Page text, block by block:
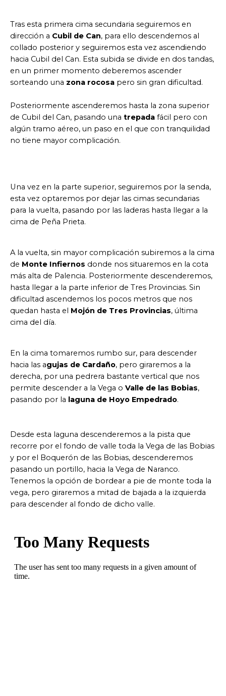
Tras esta primera cima secundaria seguiremos en
dirección a Cubil de Can, para ello descendemos al
collado posterior y seguiremos esta vez ascendiendo
hacia Cubil del Can. Esta subida se divide en dos tandas,
en un primer momento deberemos ascender
sorteando una zona rocosa pero sin gran dificultad.
Posteriormente ascenderemos hasta la zona superior
de Cubil del Can, pasando una trepada fácil pero con
algún tramo aéreo, un paso en el que con tranquilidad
no tiene mayor complicación.
Una vez en la parte superior, seguiremos por la senda,
esta vez optaremos por dejar las cimas secundarias
para la vuelta, pasando por las laderas hasta llegar a la
cima de Peña Prieta.
A la vuelta, sin mayor complicación subiremos a la cima
de Monte Infiernos donde nos situaremos en la cota
más alta de Palencia. Posteriormente descenderemos,
hasta llegar a la parte inferior de Tres Provincias. Sin
dificultad ascendemos los pocos metros que nos
quedan hasta el Mojón de Tres Provincias, última
cima del día.
En la cima tomaremos rumbo sur, para descender
hacia las agujas de Cardaño, pero giraremos a la
derecha, por una pedrera bastante vertical que nos
permite descender a la Vega o Valle de las Bobias,
pasando por la laguna de Hoyo Empedrado.
Desde esta laguna descenderemos a la pista que
recorre por el fondo de valle toda la Vega de las Bobias
y por el Boquerón de las Bobias, descenderemos
pasando un portillo, hacia la Vega de Naranco.
Tenemos la opción de bordear a pie de monte toda la
vega, pero giraremos a mitad de bajada a la izquierda
para descender al fondo de dicho valle.